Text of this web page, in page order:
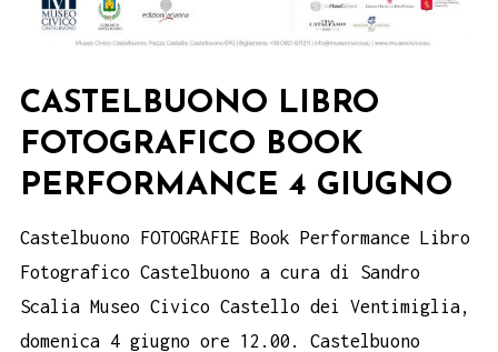
CASTELBUONO LIBRO
FOTOGRAFICO BOOK
PERFORMANCE 4 GIUGNO
Castelbuono FOTOGRAFIE Book Performance Libro
Fotografico Castelbuono a cura di Sandro
Scalia Museo Civico Castello dei Ventimiglia,
domenica 4 giugno ore 12.00. Castelbuono